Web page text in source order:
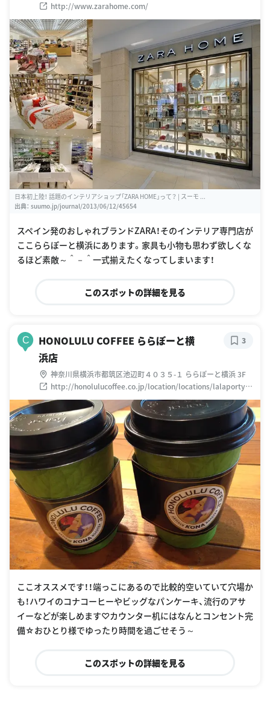
http://www.zarahome.com/
日本初上陸！ 話題のインテリアショップ「ZARA HOME」って？ | スーモ ...
出典： suumo.jp/journal/2013/06/12/45654
スペイン発のおしゃれブランドZARA！そのインテリア専門店が
ここららぽーと横浜にあります。家具も小物も思わず欲しくな
るほど素敵～＾－＾一式揃えたくなってしまいます！
このスポットの詳細を見る
C
HONOLULU COFFEE ららぽーと横
浜店
神奈川県横浜市都筑区池辺町４０３５-１ ららぽーと横浜 3F
http://honolulucoffee.co.jp/location/locations/lalaportyo
kohama.html
3
ここオススメです！！端っこにあるので比較的空いていて穴場か
も！ハワイのコナコーヒーやビッグなパンケーキ、流行のアサ
イーなどが楽しめます♡カウンター机にはなんとコンセント完
備☆おひとり様でゆったり時間を過ごせそう～
このスポットの詳細を見る